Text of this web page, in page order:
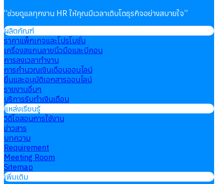
“ช่วยดูแลทุกงาน HR ให้คุณมีเวลาเติบโตธุรกิจอย่างสบายใจ”
ผลิตภัณฑ์
ราคาแพ็กเกจและโปรโมชั่น
เครื่องสแกนลายนิ้วมือและบีคอน
การลงเวลาทำงาน
การคำนวณเงินเดือนออนไลน์
ยื่นและอนุมัติเอกสารออนไลน์
รายงานอื่นๆ
บริการรับทำเงินเดือน
แหล่งเรียนรู้
วิดีโอสอนการใช้งาน
ข่าวสาร
บทความ
Requirement
Meeting Room
Sitemap
เพิ่มเติม